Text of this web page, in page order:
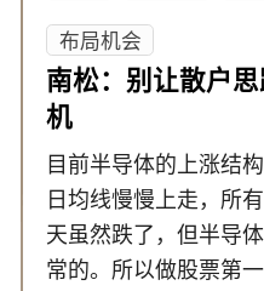
布局机会
南松：别让散户
机
目前半导体的上涨结
日均线慢慢上走，所
天虽然跌了，但半导
常的。所以做股票第